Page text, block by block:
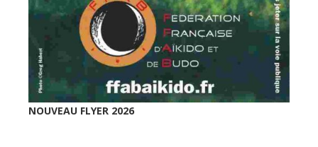
NOUVEAU FLYER 2026